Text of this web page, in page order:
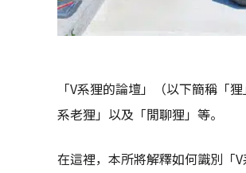
「V系狸的論壇」（以下簡稱「
系老狸」以及「閒聊狸」等。
在這裡，本所將解釋如何識別「